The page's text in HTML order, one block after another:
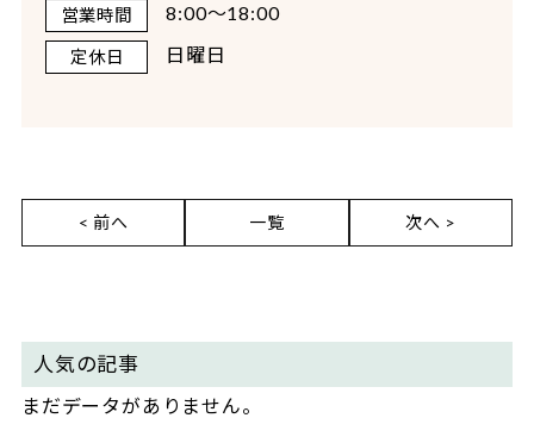
営業時間 8:00～18:00
定休日 日曜日
< 前へ 一覧 次へ >
人気の記事
まだデータがありません。